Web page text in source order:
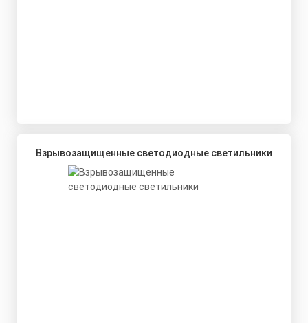
Взрывозащищенные светодиодные светильники